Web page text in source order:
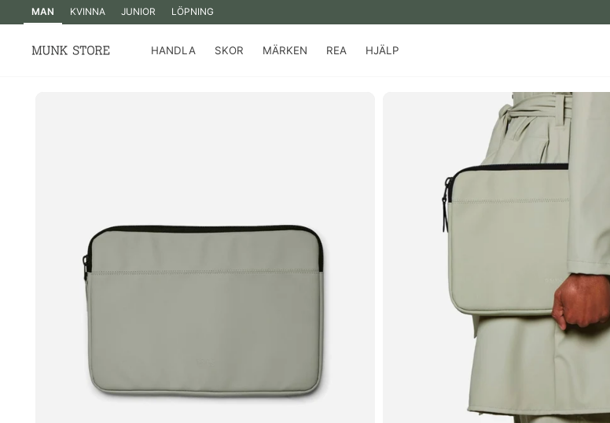
MAN KVINNA JUNIOR LÖPNING
HANDLA SKOR MÄRKEN REA HJÄLP